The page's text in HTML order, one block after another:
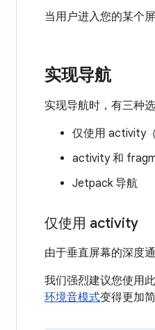
当用户进入您的某个
实现导航
实现导航时，有三种
仅使用 activity
activity 和
Jetpack 导航
仅使用 activity
由于垂直屏幕的深度
我们强烈建议您使用
环境音模式变得更加简